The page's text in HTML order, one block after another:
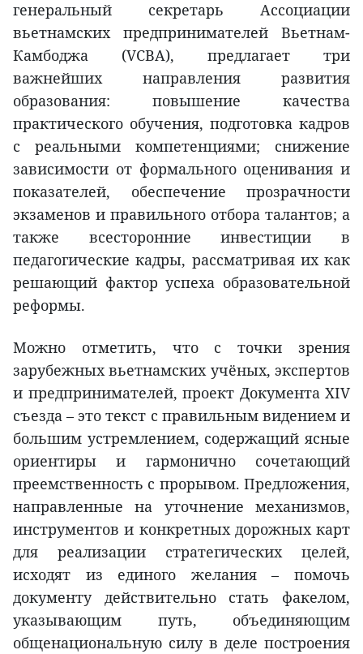
генеральный секретарь Ассоциации
вьетнамских предпринимателей Вьетнам-
Камбоджа (VCBA), предлагает три
важнейших направления развития
образования: повышение качества
практического обучения, подготовка кадров
с реальными компетенциями; снижение
зависимости от формального оценивания и
показателей, обеспечение прозрачности
экзаменов и правильного отбора талантов; а
также всесторонние инвестиции в
педагогические кадры, рассматривая их как
решающий фактор успеха образовательной
реформы.
Можно отметить, что с точки зрения
зарубежных вьетнамских учёных, экспертов
и предпринимателей, проект Документа XIV
съезда – это текст с правильным видением и
большим устремлением, содержащий ясные
ориентиры и гармонично сочетающий
преемственность с прорывом. Предложения,
направленные на уточнение механизмов,
инструментов и конкретных дорожных карт
для реализации стратегических целей,
исходят из единого желания – помочь
документу действительно стать факелом,
указывающим путь, объединяющим
общенациональную силу в деле построения